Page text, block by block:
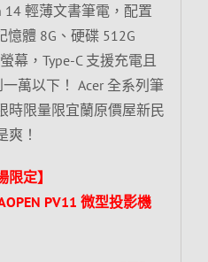
14 輕薄文書筆電，配置
體 8G、硬碟 512G
幕，Type-C 支援充電且
萬以下！ Acer 全系列筆
時限量限宜蘭原價屋新民
爽！
限定】
PV11 微型投影機